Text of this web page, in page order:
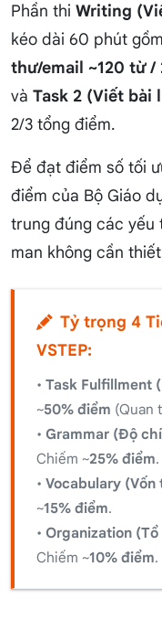
Phần thi Writing
kéo dài 60 phút
thư/email ~120 từ /
và Task 2 (Viết bài
2/3 tổng điểm.
Để đạt điểm số tối
điểm của Bộ Giáo
trung đúng các yếu
man không cần
Tỷ trọng 4
VSTEP:
• Task Fulfillment
~50% điểm (Quan
• Grammar (Độ
Chiếm ~25% điểm.
• Vocabulary
~15% điểm.
• Organization
Chiếm ~10% điểm.